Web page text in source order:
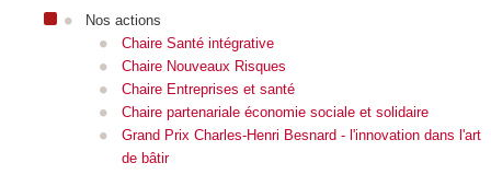
Nos actions
Chaire Santé intégrative
Chaire Nouveaux Risques
Chaire Entreprises et santé
Chaire partenariale économie sociale et solidaire
Grand Prix Charles-Henri Besnard - l'innovation dans l'art
de bâtir